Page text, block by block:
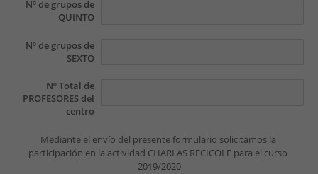
Nº de grupos de
QUINTO
Nº de grupos de
SEXTO
Nº Total de
PROFESORES del
centro
Mediante el envío del presente formulario solicitamos la
participación en la actividad CHARLAS RECICOLE para el curso
2019/2020